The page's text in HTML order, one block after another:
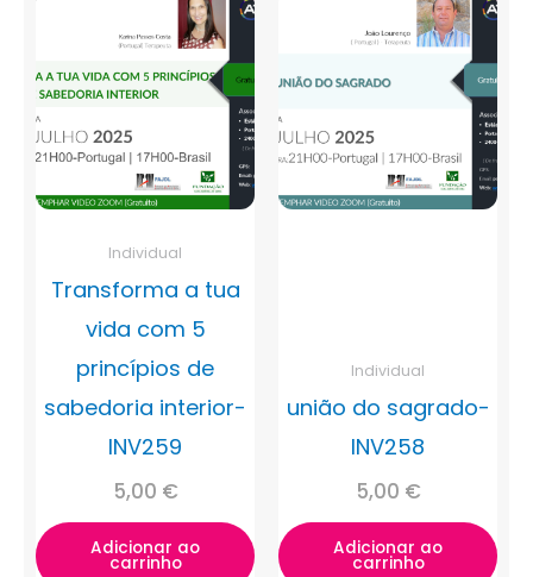
Individual
Transforma a tua
vida com 5
princípios de
sabedoria interior-
INV259
5,00 €
Adicionar ao
carrinho
Individual
união do sagrado-
INV258
5,00 €
Adicionar ao
carrinho